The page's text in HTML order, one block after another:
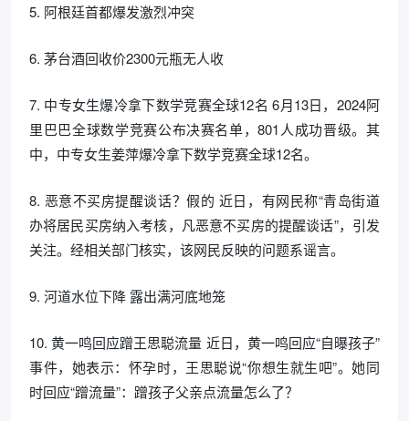
5. 阿根廷首都爆发激烈冲突
6. 茅台酒回收价2300元瓶无人收
7. 中专女生爆冷拿下数学竞赛全球12名 6月13日，2024阿
里巴巴全球数学竞赛公布决赛名单，801人成功晋级。其
中，中专女生姜萍爆冷拿下数学竞赛全球12名。
8. 恶意不买房提醒谈话？假的 近日，有网民称“青岛街道
办将居民买房纳入考核，凡恶意不买房的提醒谈话”，引发
关注。经相关部门核实，该网民反映的问题系谣言。
9. 河道水位下降 露出满河底地笼
10. 黄一鸣回应蹭王思聪流量 近日，黄一鸣回应“自曝孩子”
事件，她表示：怀孕时，王思聪说“你想生就生吧”。她同
时回应“蹭流量”：蹭孩子父亲点流量怎么了？